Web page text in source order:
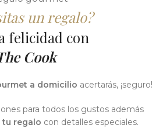
comida casera
de calidad.
OPCIONES
un regalo?
felicidad con
Cook
a domicilio acertarás, ¡seguro!
para todos los gustos además
tu regalo con detalles especiales.